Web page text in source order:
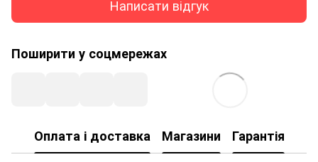
Написати відгук
Поширити у соцмережах
Оплата і доставка Магазини Гарантія